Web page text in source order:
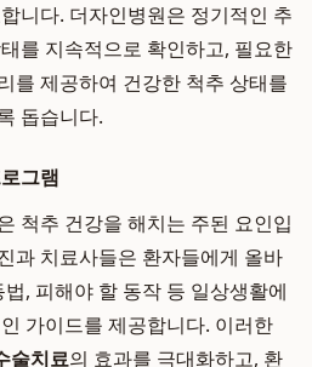
니다. 더자인병원은 정기적인 추
를 지속적으로 확인하고, 필요한
를 제공하여 건강한 척추 상태를
돕습니다.
그램
척추 건강을 해치는 주된 요인입
과 치료사들은 환자들에게 올바
, 피해야 할 동작 등 일상생활에
가이드를 제공합니다. 이러한
술치료의 효과를 극대화하고, 환